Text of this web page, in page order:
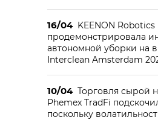
16/04 KEENON Robotics
продемонстрировала
автономной уборки на
Interclean Amsterdam
10/04 Торговля сырой
Phemex TradFi
поскольку